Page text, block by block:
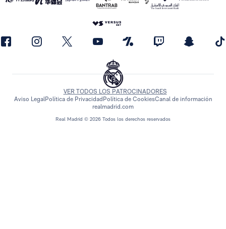
Real Madrid © 2026 Todos los derechos reservados
VER TODOS LOS PATROCINADORES
Aviso LegalPolítica de Privacidad Política de CookiesCanal de información
realmadrid.com